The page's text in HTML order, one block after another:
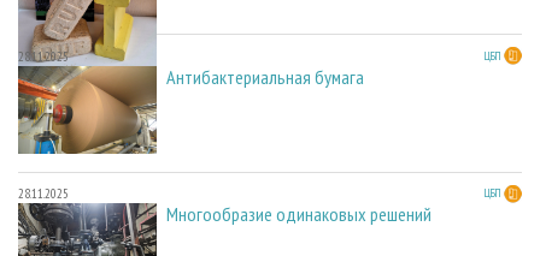
28.11.2025 ЦБП
Антибактериальная бумага
28.11.2025 ЦБП
Многообразие одинаковых решений